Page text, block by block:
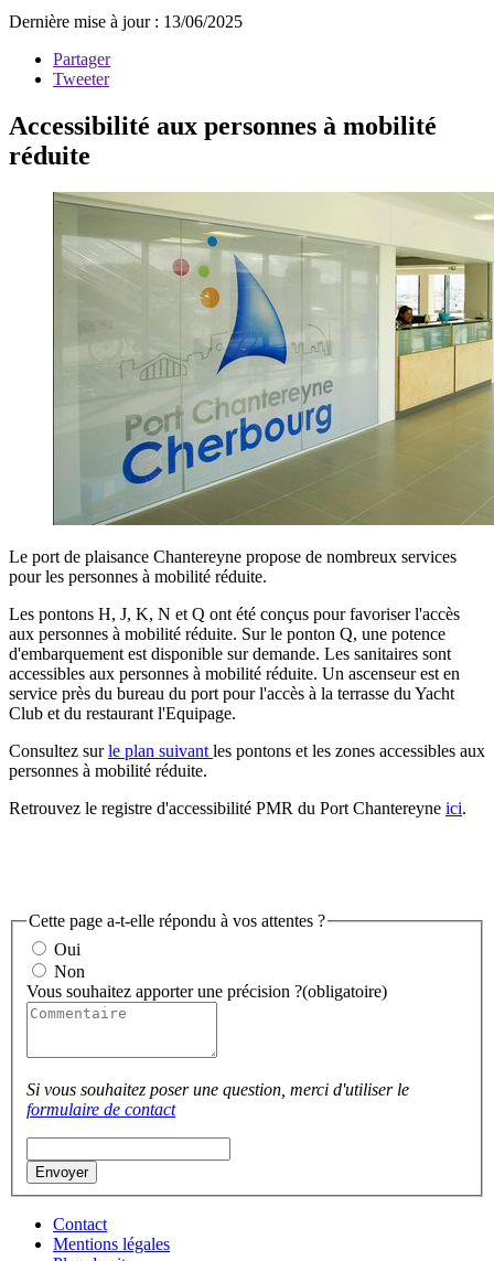
Dernière mise à jour : 13/06/2025
Partager
Tweeter
Accessibilité aux personnes à mobilité
réduite
Le port de plaisance Chantereyne propose de nombreux services
pour les personnes à mobilité réduite.
Les pontons H, J, K, N et Q ont été conçus pour favoriser l'accès
aux personnes à mobilité réduite. Sur le ponton Q, une potence
d'embarquement est disponible sur demande. Les sanitaires sont
accessibles aux personnes à mobilité réduite. Un ascenseur est en
service près du bureau du port pour l'accès à la terrasse du Yacht
Club et du restaurant l'Equipage.
Consultez surle plan suivantles pontons et les zones accessibles aux
personnes à mobilité réduite.
Retrouvez le registre d'accessibilité PMR du Port Chantereyne ici.
Cette page a-t-elle répondu à vos attentes ?
Oui
Non
Vous souhaitez apporter une précision ?(obligatoire)
Si vous souhaitez poser une question, merci d'utiliser le
formulaire de contact
Contact
Mentions légales